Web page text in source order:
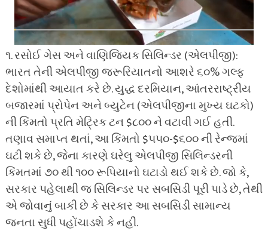
૧. રસોઈ ગેસ અને વાણિજ્યિક સિલિન્ડર (એલપીજી):
ભારત તેની એલપીજી જરૂરિયાતનો આશરે ૬૦% ગલ્ફ
દેશોમાંથી આયાત કરે છે. યુદ્ધ દરમિયાન, આંતરરાષ્ટ્રીય
બજારમાં પ્રોપેન અને બ્યુટેન (એલપીજીના મુખ્ય ઘટકો)
ની કિંમતો પ્રતિ મેટ્રિક ટન $૮૦૦ ને વટાવી ગઈ હતી.
તણાવ સમાપ્ત થતાં, આ કિંમતો $૫૫૦-$૬૦૦ ની રેન્જમાં
ઘટી શકે છે, જેના કારણે ઘરેલુ એલપીજી સિલિન્ડરની
કિંમતમાં ૭૦ થી ૧૦૦ રૂપિયાનો ઘટાડો થઈ શકે છે. જો કે,
સરકાર પહેલાથી જ સિલિન્ડર પર સબસિડી પૂરી પાડે છે, તેથી
એ જોવાનું બાકી છે કે સરકાર આ સબસિડી સામાન્ય
જનતા સુધી પહોંચાડશે કે નહીં.